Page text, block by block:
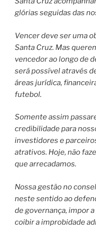
glórias seguidas das
Vencer deve ser uma
Santa Cruz. Mas
vencedor ao longo de
será possível através
áreas jurídica,
futebol.
Somente assim
credibilidade para
investidores e
atrativos. Hoje, não
que arrecadamos.
Nossa gestão no
neste sentido ao
de governança, impor
coibir a improbidade